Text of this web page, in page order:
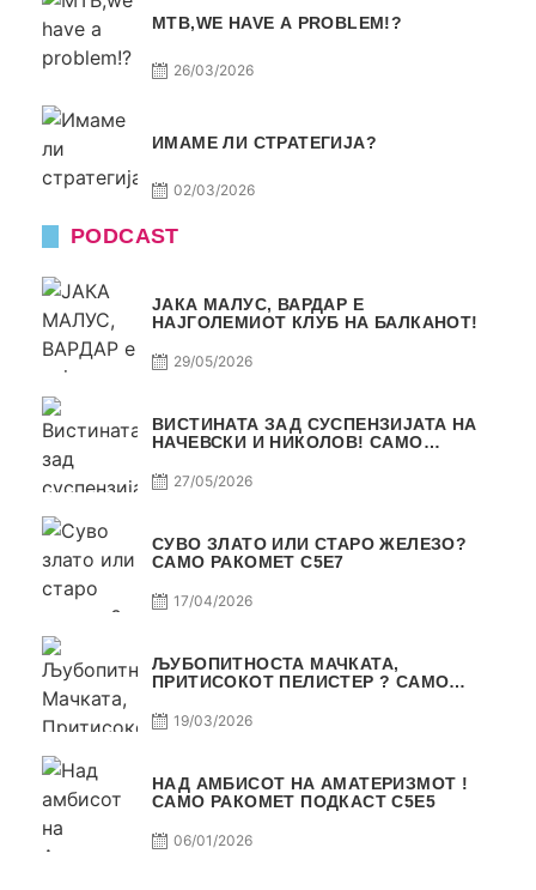
МТВ,WE HAVE A PROBLEM!?
26/03/2026
ИМАМЕ ЛИ СТРАТЕГИЈА?
02/03/2026
PODCAST
ЈАКА МАЛУС, ВАРДАР Е
НАЈГОЛЕМИОТ КЛУБ НА БАЛКАНОТ!
29/05/2026
ВИСТИНАТА ЗАД СУСПЕНЗИЈАТА НА
НАЧЕВСКИ И НИКОЛОВ! САМО
27/05/2026
СУВО ЗЛАТО ИЛИ СТАРО ЖЕЛЕЗО?
САМО РАКОМЕТ С5Е7
17/04/2026
ЉУБОПИТНОСТА МАЧКАТА,
ПРИТИСОКОТ ПЕЛИСТЕР ? САМО
19/03/2026
НАД АМБИСОТ НА АМАТЕРИЗМОТ !
САМО РАКОМЕТ ПОДКАСТ С5E5
06/01/2026